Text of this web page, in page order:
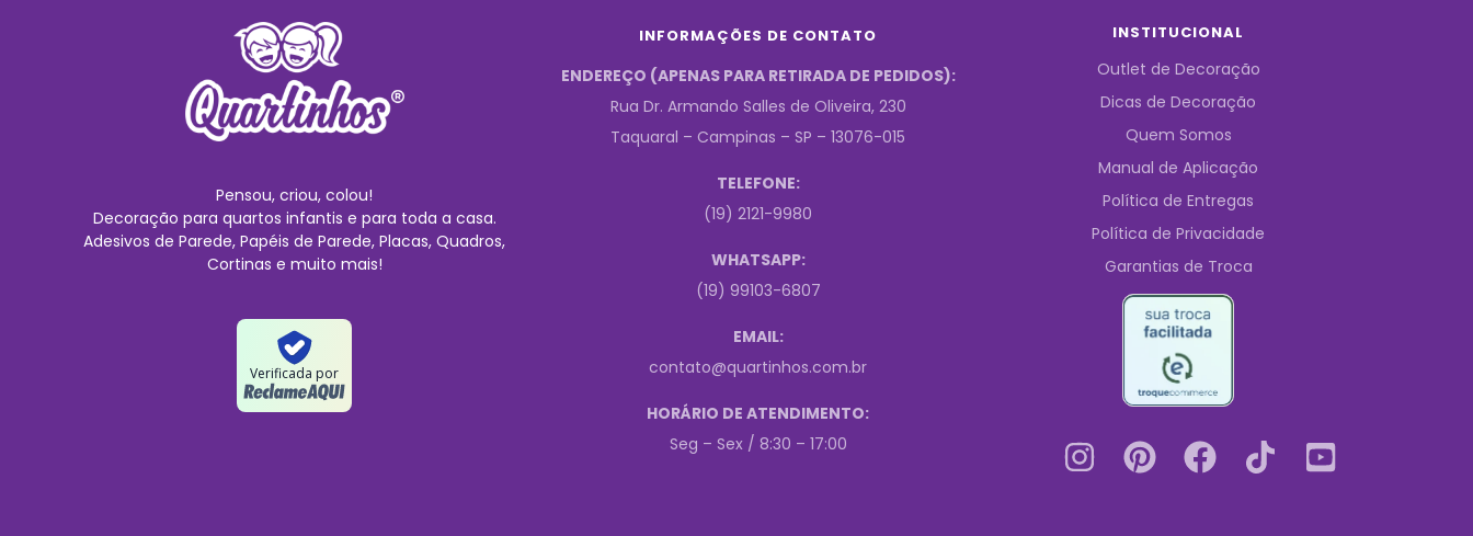
Pensou, criou, colou!
Decoração para quartos infantis e para toda a casa.
Adesivos de Parede, Papéis de Parede, Placas, Quadros,
Cortinas e muito mais!
Verificada por
INFORMAÇÕES DE CONTATO
ENDEREÇO (APENAS PARA RETIRADA DE PEDIDOS):
Rua Dr. Armando Salles de Oliveira, 230
Taquaral – Campinas – SP – 13076-015
TELEFONE:
(19) 2121-9980
WHATSAPP:
(19) 99103-6807
EMAIL:
contato@quartinhos.com.br
HORÁRIO DE ATENDIMENTO:
Seg – Sex / 8:30 – 17:00
INSTITUCIONAL
Outlet de Decoração
Dicas de Decoração
Quem Somos
Manual de Aplicação
Política de Entregas
Política de Privacidade
Garantias de Troca